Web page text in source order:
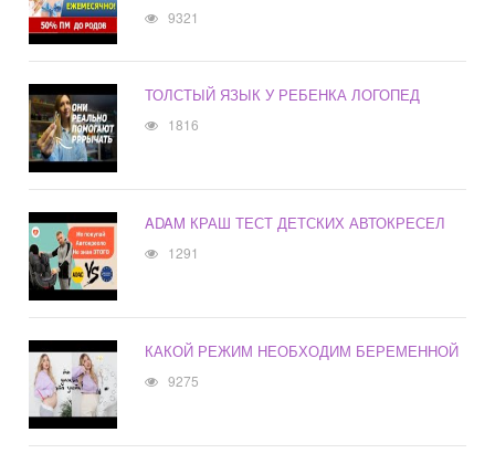
9321
ТОЛСТЫЙ ЯЗЫК У РЕБЕНКА ЛОГОПЕД
1816
ADAM КРАШ ТЕСТ ДЕТСКИХ АВТОКРЕСЕЛ
1291
КАКОЙ РЕЖИМ НЕОБХОДИМ БЕРЕМЕННОЙ
9275